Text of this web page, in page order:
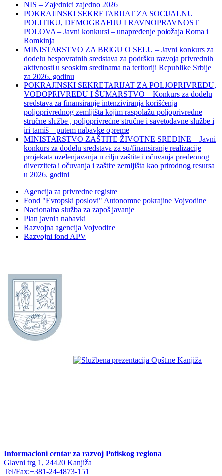
NIS – Zajednici zajedno 2026
POKRAJINSKI SEKRETARIJAT ZA SOCIJALNU
POLITIKU, DEMOGRAFIJU I RAVNOPRAVNOST
POLOVA – Javni konkursi – unapređenje položaja Roma i
Romkinja
MINISTARSTVO ZA BRIGU O SELU – Javni konkurs za
dodelu bespovratnih sredstava za podršku razvoja privrednih
aktivnosti u seoskim sredinama na teritoriji Republike Srbije
za 2026. godinu
POKRAJINSKI SEKRETARIJAT ZA POLJOPRIVREDU,
VODOPRIVREDU I ŠUMARSTVO – Konkurs za dodelu
sredstava za finansiranje intenziviranja korišćenja
poljoprivrednog zemljišta kojim raspolažu poljoprivredne
stručne službe , poljoprivredne stručne i savetodavne službe i
iri tamiš ‒ putem nabavke opreme
MINISTARSTVO ZAŠTITE ŽIVOTNE SREDINE – Javni
konkurs za dodelu sredstava za su/finansiranje realizacije
projekata ozelenjavanja u cilju zaštite i očuvanja predeonog
diverziteta i očuvanja i zaštite zemljišta kao prirodnog resursa
u 2026. godini
Agencija za privredne registre
Fond "Evropski poslovi" Autonomne pokrajine Vojvodine
Nacionalna služba za zapošljavanje
Plan javnih nabavki
Razvojna agencija Vojvodine
Razvojni fond APV
Informacioni centar za razvoj Potiskog regiona
Glavni trg 1, 24420 Kanjiža
Tel/Fax:+381-24-4873-151